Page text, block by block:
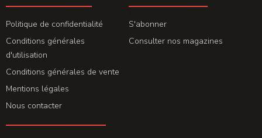
Politique de confidentialité
Conditions générales
d'utilisation
Conditions générales de vente
Mentions légales
Nous contacter
S'abonner
Consulter nos magazines